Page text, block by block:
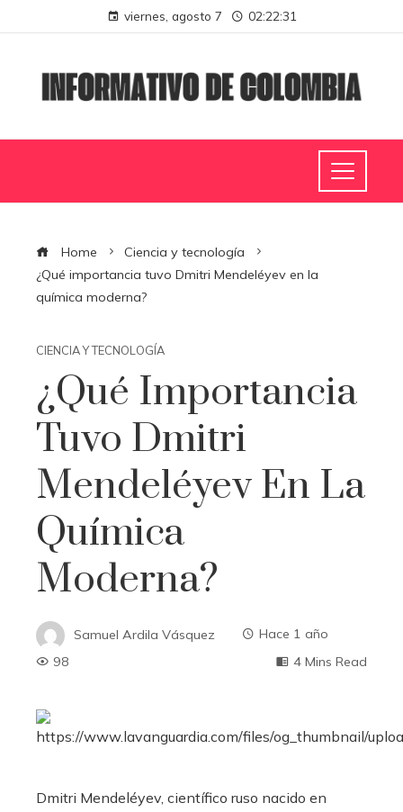
viernes, agosto 7 02:22:32
Home
Ciencia y tecnología
¿Qué importancia tuvo Dmitri Mendeléyev en la
química moderna?
CIENCIA Y TECNOLOGÍA
¿Qué Importancia
Tuvo Dmitri
Mendeléyev En La
Química
Moderna?
Samuel Ardila Vásquez
Hace 1 año
98
4 Mins Read
Dmitri Mendeléyev, científico ruso nacido en